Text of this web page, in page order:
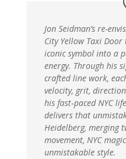
Jon Seidman’s re-
City Yellow Taxi
iconic symbol into a
energy. Through his
crafted line work,
velocity, grit,
his fast‑paced NYC
delivers that
Heidelberg, merging
movement, NYC
unmistakable style.